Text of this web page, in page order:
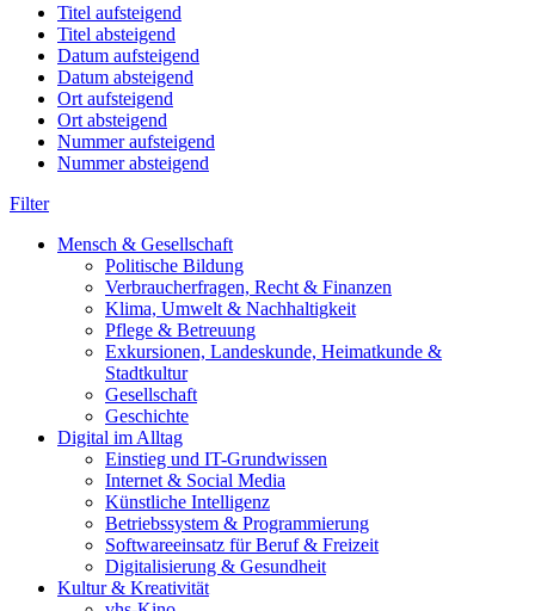
Titel aufsteigend
Titel absteigend
Datum aufsteigend
Datum absteigend
Ort aufsteigend
Ort absteigend
Nummer aufsteigend
Nummer absteigend
Filter
Mensch & Gesellschaft
Politische Bildung
Verbraucherfragen, Recht & Finanzen
Klima, Umwelt & Nachhaltigkeit
Pflege & Betreuung
Exkursionen, Landeskunde, Heimatkunde &
Stadtkultur
Gesellschaft
Geschichte
Digital im Alltag
Einstieg und IT-Grundwissen
Internet & Social Media
Künstliche Intelligenz
Betriebssystem & Programmierung
Softwareeinsatz für Beruf & Freizeit
Digitalisierung & Gesundheit
Kultur & Kreativität